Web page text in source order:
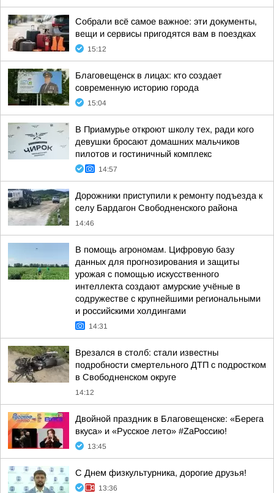
Собрали всё самое важное: эти документы,
вещи и сервисы пригодятся вам в поездках
15:12
Благовещенск в лицах: кто создает
современную историю города
15:04
В Приамурье откроют школу тех, ради кого
девушки бросают домашних мальчиков
пилотов и гостиничный комплекс
14:57
Дорожники приступили к ремонту подъезда к
селу Бардагон Свободненского района
14:46
В помощь агрономам. Цифровую базу
данных для прогнозирования и защиты
урожая с помощью искусственного
интеллекта создают амурские учёные в
содружестве с крупнейшими региональными
и российскими холдингами
14:31
Врезался в столб: стали известны
подробности смертельного ДТП с подростком
в Свободненском округе
14:12
Двойной праздник в Благовещенске: «Берега
вкуса» и «Русское лето» #ZaРоссию!
13:45
С Днем физкультурника, дорогие друзья!
13:36